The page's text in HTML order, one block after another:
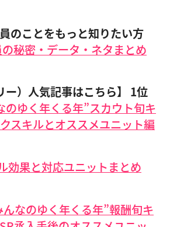
のことをもっと知りたい方
秘密・データ・ネタまとめ
ー）人気記事はこちら】
1位
のゆく年くる年”スカウト旬キ
スキルとオススメユニット編
効果と対応ユニットまとめ
なのゆく年くる年”報酬旬キ